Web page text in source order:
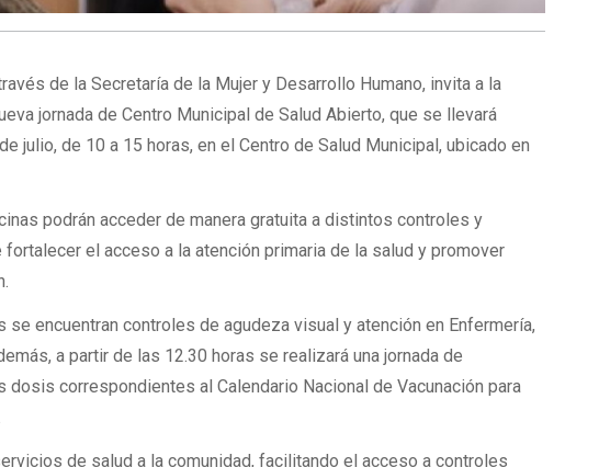
de la Secretaría de la Mujer y Desarrollo Humano, invita a la
jornada de Centro Municipal de Salud Abierto, que se llevará
julio, de 10 a 15 horas, en el Centro de Salud Municipal, ubicado en
podrán acceder de manera gratuita a distintos controles y
el acceso a la atención primaria de la salud y promover
encuentran controles de agudeza visual y atención en Enfermería,
a partir de las 12.30 horas se realizará una jornada de
dosis correspondientes al Calendario Nacional de Vacunación para
de salud a la comunidad, facilitando el acceso a controles